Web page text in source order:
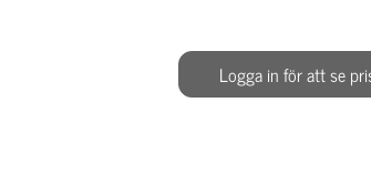
Logga in för att se